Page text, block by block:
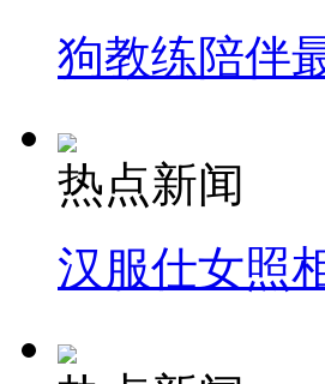
狗教练陪伴
热点新闻
汉服仕女照